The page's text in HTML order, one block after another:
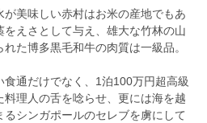
美味しい赤村はお米の産地でもあ
をえさとして与え、雄大な竹林の山
た博多黒毛和牛の肉質は一級品。
通だけでなく、1泊100万円超高級
理人の舌を唸らせ、更には海を越
シンガポールのセレブを虜にして